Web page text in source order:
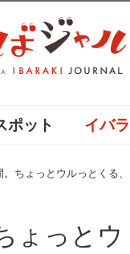
ポット イバ
ちょっとウルっとくる、
ょっとウ